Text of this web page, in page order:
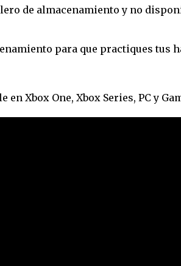
de almacenamiento y no
para que practiques tus
Xbox One, Xbox Series, PC y